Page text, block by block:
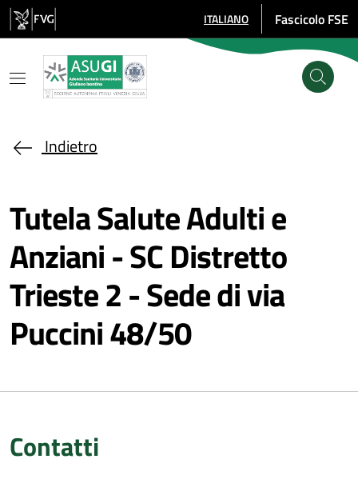
Salta al contenuto principale
SELEZIONE LINGUA: LINGUA
ITALIANO Fascicolo FSE
Indietro
Tutela Salute Adulti e
Anziani - SC Distretto
Trieste 2 - Sede di via
Puccini 48/50
Contatti